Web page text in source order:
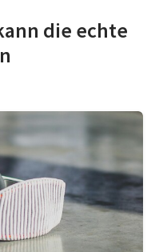
die echte